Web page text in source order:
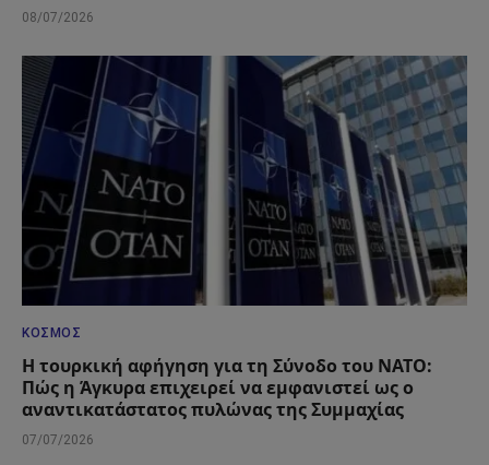
08/07/2026
ΚΌΣΜΟΣ
Η τουρκική αφήγηση για τη Σύνοδο του ΝΑΤΟ:
Πώς η Άγκυρα επιχειρεί να εμφανιστεί ως ο
αναντικατάστατος πυλώνας της Συμμαχίας
07/07/2026